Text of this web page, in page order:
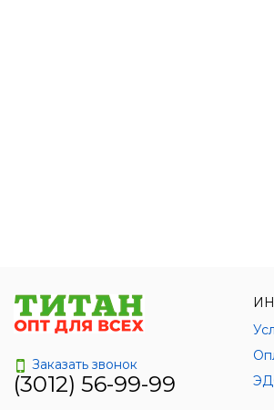
Заказать звонок
(3012) 56-99-99